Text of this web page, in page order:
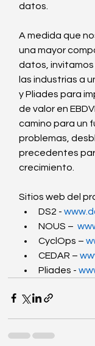
datos.
A medida que
una mayor
datos,
las industrias a
y Pliades para
de valor en
camino para un
problemas,
precedentes
crecimiento.
Sitios web del
DS2 -
NOUS –
CyclOps –
CEDAR –
Pliades -